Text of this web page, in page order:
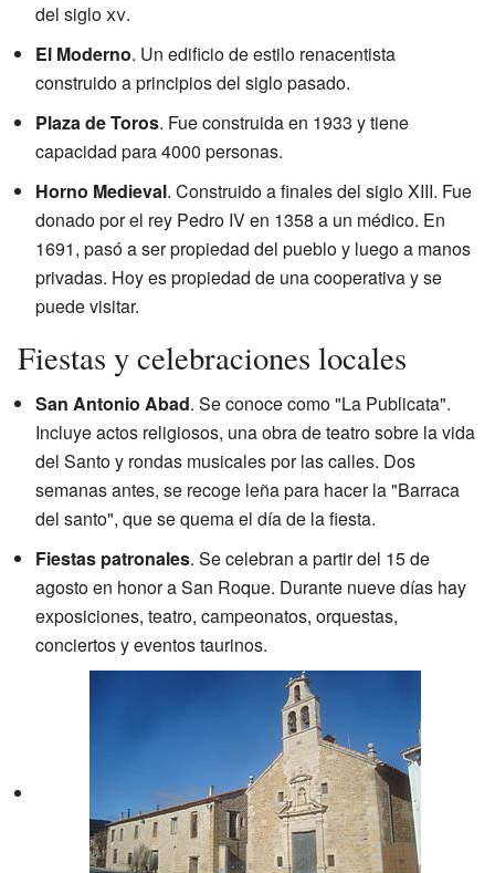
del sigloxv.
El Moderno. Un edificio de estilo renacentista
construido a principios del siglo pasado.
Plaza de Toros. Fue construida en 1933 y tiene
capacidad para 4000 personas.
Horno Medieval. Construido a finales del siglo XIII. Fue
donado por el rey Pedro IV en 1358 a un médico. En
1691, pasó a ser propiedad del pueblo y luego a manos
privadas. Hoy es propiedad de una cooperativa y se
puede visitar.
Fiestas y celebraciones locales
San Antonio Abad. Se conoce como "La Publicata".
Incluye actos religiosos, una obra de teatro sobre la vida
del Santo y rondas musicales por las calles. Dos
semanas antes, se recoge leña para hacer la "Barraca
del santo", que se quema el día de la fiesta.
Fiestas patronales. Se celebran a partir del 15 de
agosto en honor a San Roque. Durante nueve días hay
exposiciones, teatro, campeonatos, orquestas,
conciertos y eventos taurinos.